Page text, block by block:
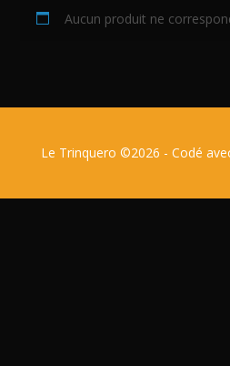
Aucun produit ne
Le Trinquero ©2026 - Codé